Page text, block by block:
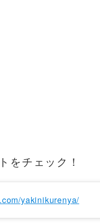
をチェック！
yakinikurenya/